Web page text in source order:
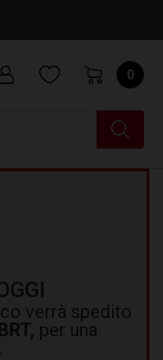
0
verrà spedito
per una